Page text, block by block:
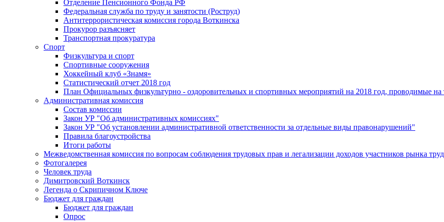
Отделение Пенсионного Фонда РФ
Федеральная служба по труду и занятости (Роструд)
Антитеррористическая комиссия города Воткинска
Прокурор разъясняет
Транспортная прокуратура
Спорт
Физкультура и спорт
Спортивные сооружения
Хоккейный клуб «Знамя»
Статистический отчет 2018 год
План Официальных физкультурно - оздоровительных и спортивных мероприятий на 2018 год, проводимые
Административная комиссия
Состав комиссии
Закон УР "Об административных комиссиях"
Закон УР "Об установлении административной ответственности за отдельные виды правонарушений"
Правила благоустройства
Итоги работы
Межведомственная комиссия по вопросам соблюдения трудовых прав и легализации доходов участников рынка
Фотогалерея
Человек труда
Димитровский Воткинск
Легенда о Скрипичном Ключе
Бюджет для граждан
Бюджет для граждан
Опрос